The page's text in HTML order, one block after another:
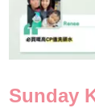
Sunday